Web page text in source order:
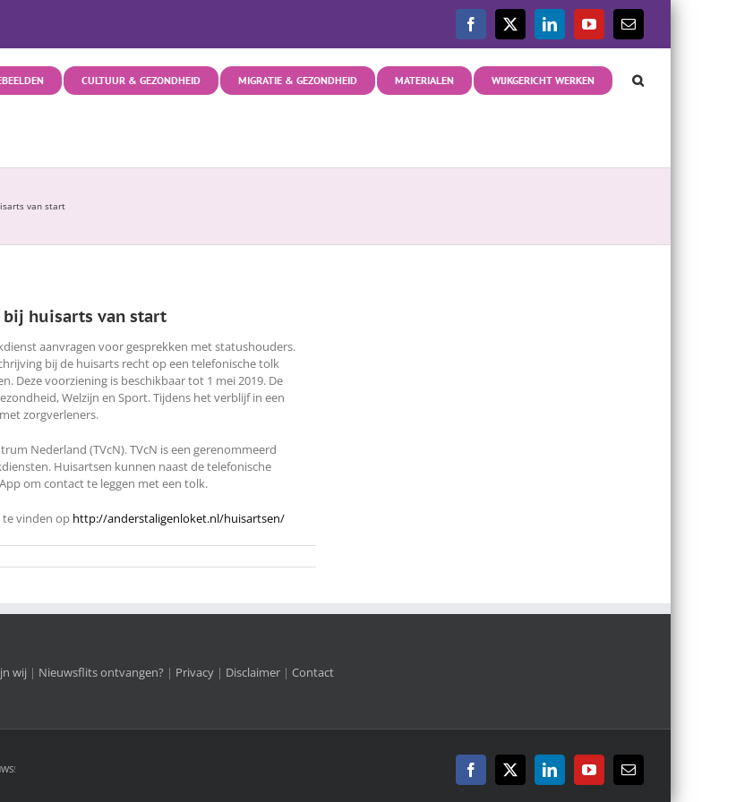
Facebook
X LinkedInYouTube
E-
mail
CULTUUR & GEZONDHEID MIGRATIE & GEZONDHEID MATERIALEN WIJKGERICHT WERKEN
van start
huisarts van start
aanvragen voor gesprekken met statushouders.
bij de huisarts recht op een telefonische tolk
Deze voorziening is beschikbaar tot 1 mei 2019. De
Welzijn en Sport. Tijdens het verblijf in een
zorgverleners.
Nederland (TVcN). TVcN is een gerenommeerd
Huisartsen kunnen naast de telefonische
om contact te leggen met een tolk.
te vinden op http://anderstaligenloket.nl/huisartsen/
wij | Nieuwsflits ontvangen? | Privacy| Disclaimer| Contact
! Facebook
X LinkedInYouTube
E-
mail